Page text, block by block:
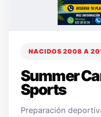
NACIDOS 2008 A
Summer
Sports
Preparación